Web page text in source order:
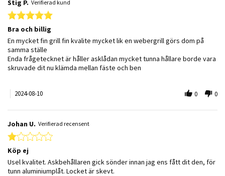
Stig P. Verifierad kund
5.0 star rating
Bra och billig
Review by Stig P. on 10 Aug 2024
review stating Bra och billig
En mycket fin grill fin kvalite mycket lik en webergrill görs dom på
samma ställe
Enda frågetecknet är håller asklådan mycket tunna hållare borde vara
skruvade dit nu klämda mellan fäste och ben
2024-08-10 0 0
Johan U. Verifierad recensent
1.0 star rating
Köp ej
Review by Johan U. on 13 Jul 2024
review stating Köp ej
Usel kvalitet. Askbehållaren gick sönder innan jag ens fått dit den, för
tunn aluminiumplåt. Locket är skevt.